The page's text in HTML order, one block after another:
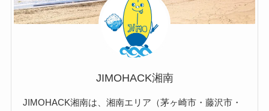
JIMOHACK湘南
JIMOHACK湘南は、湘南エリア（茅ヶ崎市・藤沢市・